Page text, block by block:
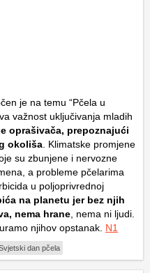
je na temu “Pčela u
važnost uključivanja mladih
oprašivača, prepoznajući
okoliša . Klimatske promjene
su zbunjene i nervozne
a probleme pčelarima
u poljoprivrednoj
na planetu jer bez njih
nema hrane , nema ni ljudi.
njihov opstanak. N1
dan pčela